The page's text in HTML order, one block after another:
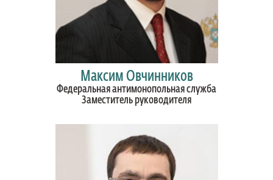
Максим Овчинников
Федеральная антимонопольная служба
Заместитель руководителя